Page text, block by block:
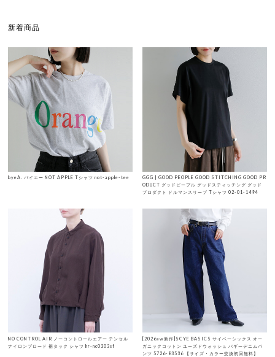
新着商品
byeA. バイエー NOT APPLE Tシャツ not-apple-tee
GGG | GOOD PEOPLE GOOD STITCHING GOOD PR
ODUCT グッドピープル グッドスティッチング グッド
プロダクト ドルマンスリーブ Tシャツ 02-01-1494
NO CONTROL AIR ノーコントロールエアー テンセル
ナイロンブロード 裾タック シャツ hr-nc0303sf
[2026aw新作]SCYE BASICS サイベーシックス オー
ガニックコットン ユーズドウォッシュ バギーデニムパ
ンツ 5726-83536 【サイズ・カラー交換初回無料】